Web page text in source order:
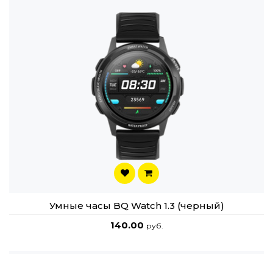
Умные часы BQ Watch 1.3 (черный)
140.00 руб.